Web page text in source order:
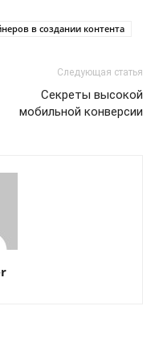
в создании контента
Следующая статья
Секреты высокой
мобильной конверсии